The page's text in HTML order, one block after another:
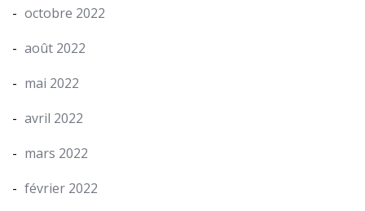
octobre 2022
août 2022
mai 2022
avril 2022
mars 2022
février 2022